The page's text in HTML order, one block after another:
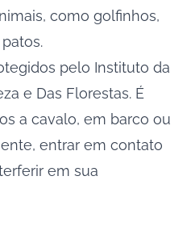
como golfinhos,
pelo Instituto da
e Das Florestas. É
a cavalo, em barco ou
entrar em contato
em sua